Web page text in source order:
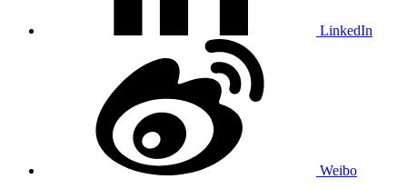
LinkedIn
Weibo